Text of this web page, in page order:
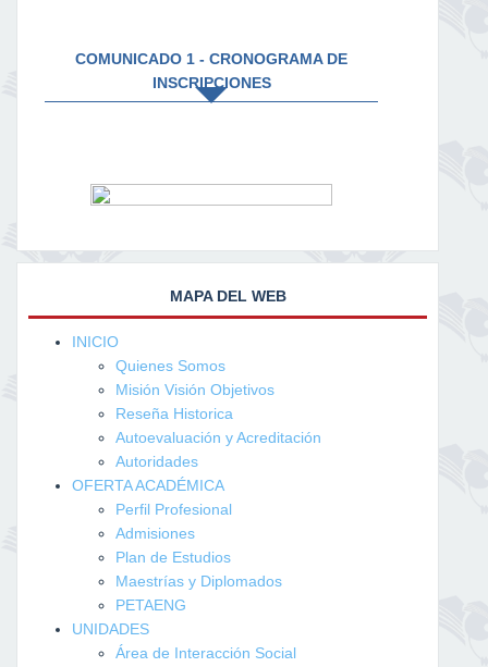
COMUNICADO 1 - CRONOGRAMA DE
INSCRIPCIONES
MAPA DEL WEB
INICIO
Quienes Somos
Misión Visión Objetivos
Reseña Historica
Autoevaluación y Acreditación
Autoridades
OFERTA ACADÉMICA
Perfil Profesional
Admisiones
Plan de Estudios
Maestrías y Diplomados
PETAENG
UNIDADES
Área de Interacción Social